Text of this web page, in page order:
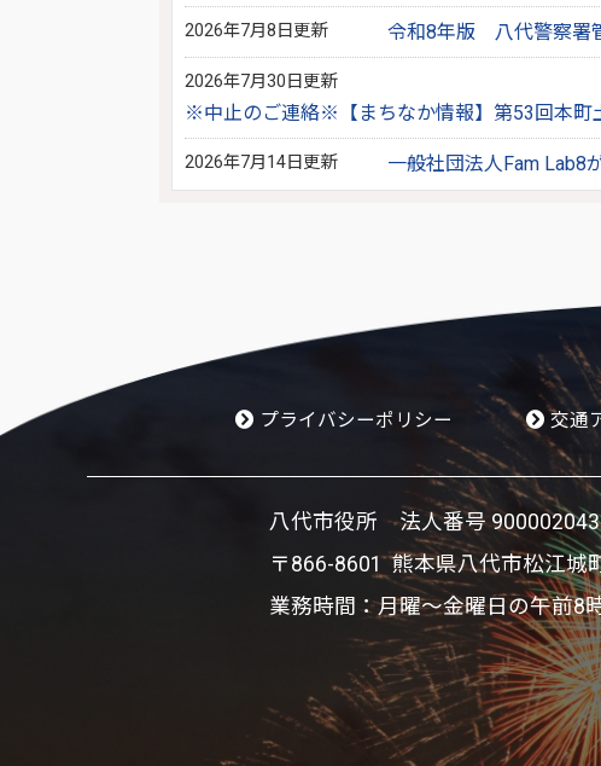
2026年7月8日更新 令和8年版 八代警察署
2026年7月30日更新
※中止のご連絡※【まちなか情報】第53回本町
2026年7月14日更新 一般社団法人Fam Lab8
プライバシーポリシー 交通
八代市役所 法人番号
〒866-8601 熊本県八代市松江城
業務時間：月曜～金曜日の午前8